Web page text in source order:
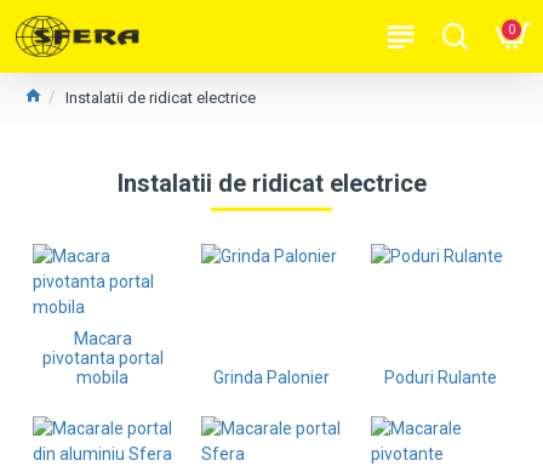
0
Instalatii de ridicat electrice
Instalatii de ridicat electrice
Macara
pivotanta portal
mobila
Grinda Palonier Poduri Rulante